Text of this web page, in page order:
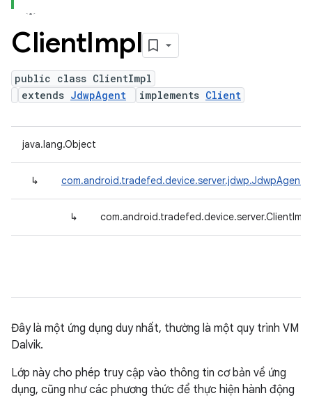
ClientImpl
public class ClientImpl
extends JdwpAgent implements Client
java.lang.Object
↳ com.android.tradefed.device.server.jdwp.JdwpAgent
↳ com.android.tradefed.device.server.ClientImpl
Đây là một ứng dụng duy nhất, thường là một quy trình VM
Dalvik.
Lớp này cho phép truy cập vào thông tin cơ bản về ứng
dụng, cũng như các phương thức để thực hiện hành động